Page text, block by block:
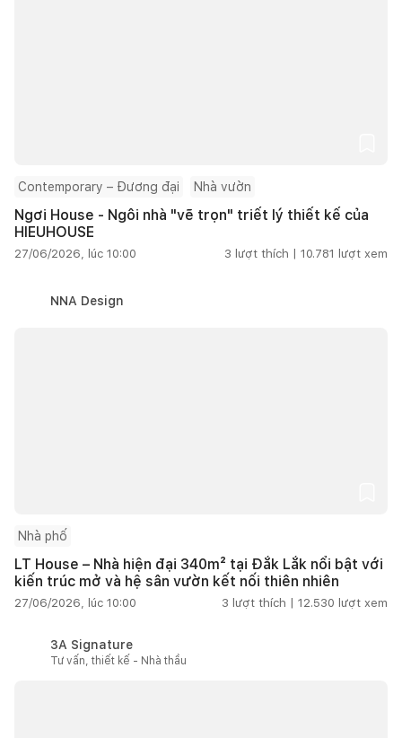
Contemporary – Đương đại Nhà vườn
Ngơi House - Ngôi nhà "vẽ trọn" triết lý thiết kế của
HIEUHOUSE
27/06/2026, lúc 10:00 3 lượt thích | 10.781 lượt xem
NNA Design
Nhà phố
LT House – Nhà hiện đại 340m² tại Đắk Lắk nổi bật với
kiến trúc mở và hệ sân vườn kết nối thiên nhiên
27/06/2026, lúc 10:00 3 lượt thích | 12.530 lượt xem
3A Signature
Tư vấn, thiết kế - Nhà thầu